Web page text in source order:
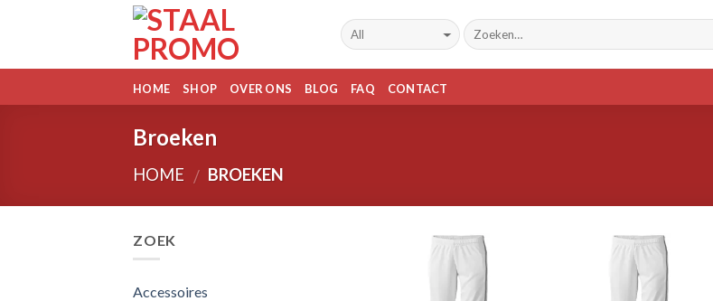
HOME SHOP OVER ONS BLOG FAQ CONTACT
Broeken
HOME / BROEKEN
ZOEK
Accessoires
Toevoegen